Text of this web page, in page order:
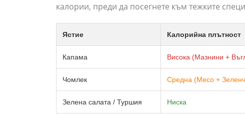
калории, преди да посегнете към тежките
Ястие Калорийна плътност
Капама Висока (Мазнини +
Чомлек Средна (Месо +
Зелена салата / Туршия Ниска